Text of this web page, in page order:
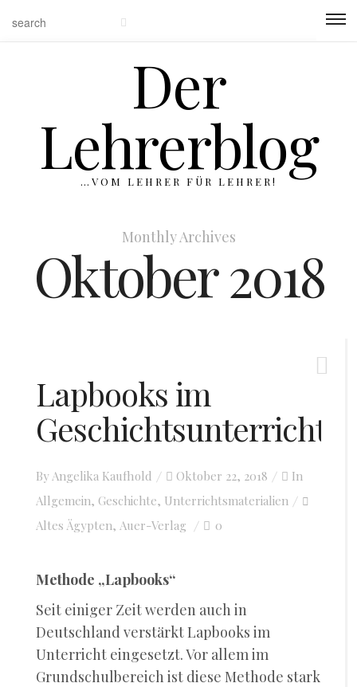
Der
Lehrerblog
…VOM LEHRER FÜR LEHRER!
Monthly Archives
Oktober 2018
Lapbooks im
Geschichtsunterricht
ByAngelika Kaufhold
Posted
on
Oktober 22, 2018
In
Allgemein, Geschichte, Unterrichtsmaterialien
Altes Ägypten, Auer-Verlag 0
Methode „Lapbooks“
Seit einiger Zeit werden auch in
Deutschland verstärkt Lapbooks im
Unterricht eingesetzt. Vor allem im
Grundschulbereich ist diese Methode stark